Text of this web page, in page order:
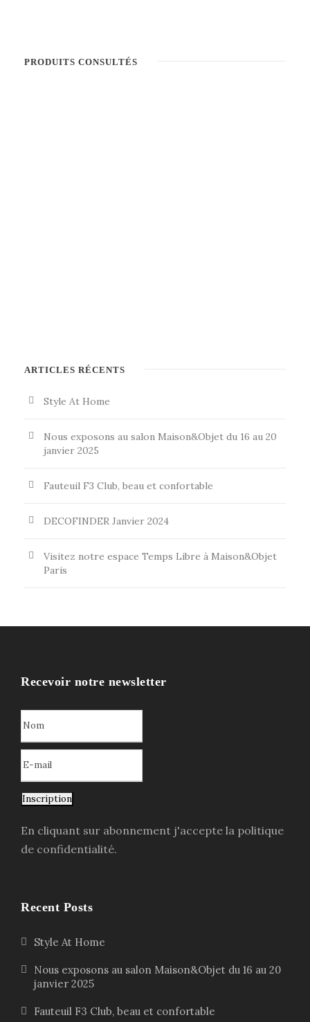
PRODUITS CONSULTÉS
ARTICLES RÉCENTS
Style At Home
Nous exposons au salon Maison&Objet du 16 au 20
janvier 2025
Fauteuil F3 Club, beau et confortable
DECOFINDER Janvier 2024
Visitez notre espace Temps Libre à Maison&Objet
Paris
Recevoir notre newsletter
Inscription
En cliquant sur abonnement j'accepte la politique
de confidentialité.
Recent Posts
Style At Home
Nous exposons au salon Maison&Objet du 16 au 20
janvier 2025
Fauteuil F3 Club, beau et confortable